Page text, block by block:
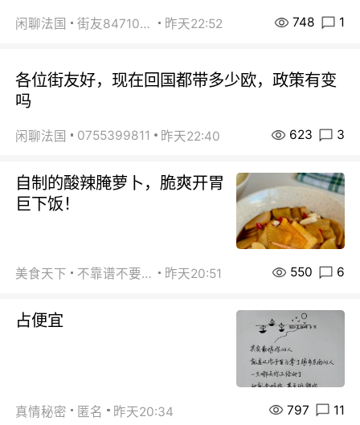
闲聊法国 街友84710671 昨天22:52 748 1
各位街友好，现在回国都带多少欧，政策有变
吗
闲聊法国 0755399811 昨天22:40 623 3
自制的酸辣腌萝卜，脆爽开胃
巨下饭！
美食天下 不靠谱不要联系 昨天20:51 550 6
占便宜
真情秘密 匿名 昨天20:34 797 11